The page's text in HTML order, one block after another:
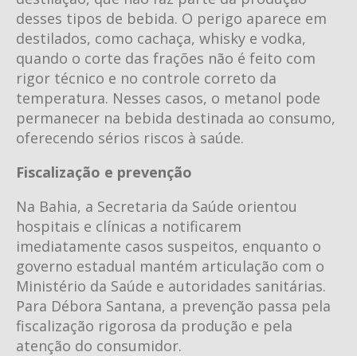
desses tipos de bebida. O perigo aparece em
destilados, como cachaça, whisky e vodka,
quando o corte das frações não é feito com
rigor técnico e no controle correto da
temperatura. Nesses casos, o metanol pode
permanecer na bebida destinada ao consumo,
oferecendo sérios riscos à saúde.
Fiscalização e prevenção
Na Bahia, a Secretaria da Saúde orientou
hospitais e clínicas a notificarem
imediatamente casos suspeitos, enquanto o
governo estadual mantém articulação com o
Ministério da Saúde e autoridades sanitárias.
Para Débora Santana, a prevenção passa pela
fiscalização rigorosa da produção e pela
atenção do consumidor.